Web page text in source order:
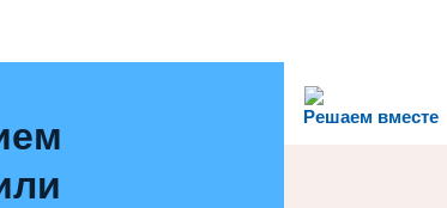
Решаем вместе